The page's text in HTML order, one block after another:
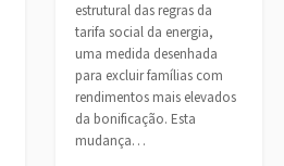
estrutural das regras da
tarifa social da energia,
uma medida desenhada
para excluir famílias com
rendimentos mais elevados
da bonificação. Esta
mudança…